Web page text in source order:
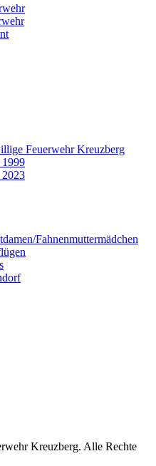
Feuerwehr Kreuzberg
Fahnenmuttermädchen
Kreuzberg. Alle Rechte